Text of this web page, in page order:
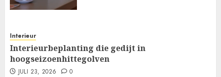
Interieur
Interieurbeplanting die gedijt in
hoogseizoenhittegolven
JULI 23, 2026 0